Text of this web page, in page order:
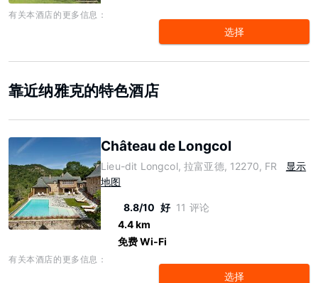
有关本酒店的更多信息：
选择
靠近纳雅克的特色酒店
Château de Longcol
Lieu-dit Longcol, 拉富亚德, 12270, FR
显示
地图
8.8/10 好 11 评论
4.4 km
免费 Wi-Fi
有关本酒店的更多信息：
选择